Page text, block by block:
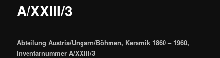
A/XXIII/3
Abteilung Austria/Ungarn/Böhmen, Keramik 1860 – 1960,
Inventarnummer A/XXIII/3